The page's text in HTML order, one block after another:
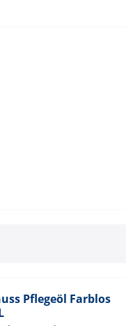
Pflegeöl Farblos